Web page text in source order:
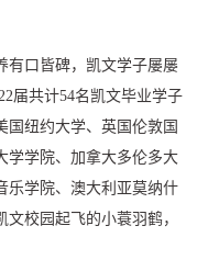
有口皆碑，凯文学子屡屡
届共计54名凯文毕业学子
国纽约大学、英国伦敦国
学学院、加拿大多伦多大
乐学院、澳大利亚莫纳什
校园起飞的小蓑羽鹤，